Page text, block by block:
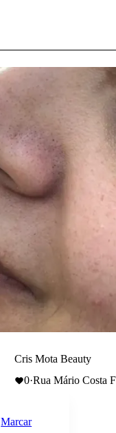
Cris Mota Beauty
0·Rua Mário Costa
Marcar